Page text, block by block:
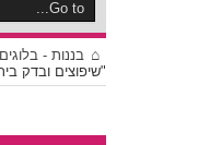
בננות - בלוגים
"שיפוצים ובדק